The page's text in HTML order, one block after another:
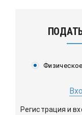
Регистрация и